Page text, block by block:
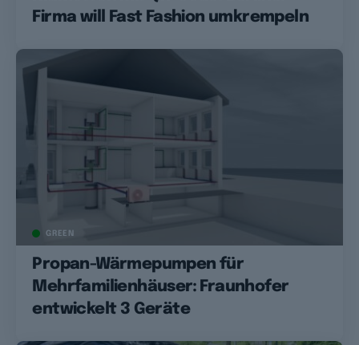
Firma will Fast Fashion umkrempeln
GREEN
Propan-Wärmepumpen für
Mehrfamilienhäuser: Fraunhofer
entwickelt 3 Geräte